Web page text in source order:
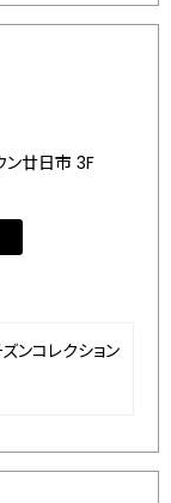
ン廿日市 3F
ンコレクション